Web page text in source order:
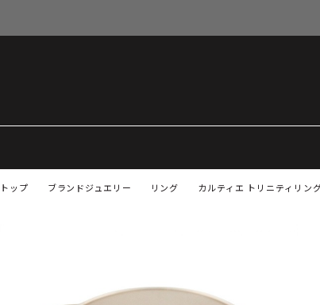
トップ カルティエ トリニティリ
ブランドジュエリー リング